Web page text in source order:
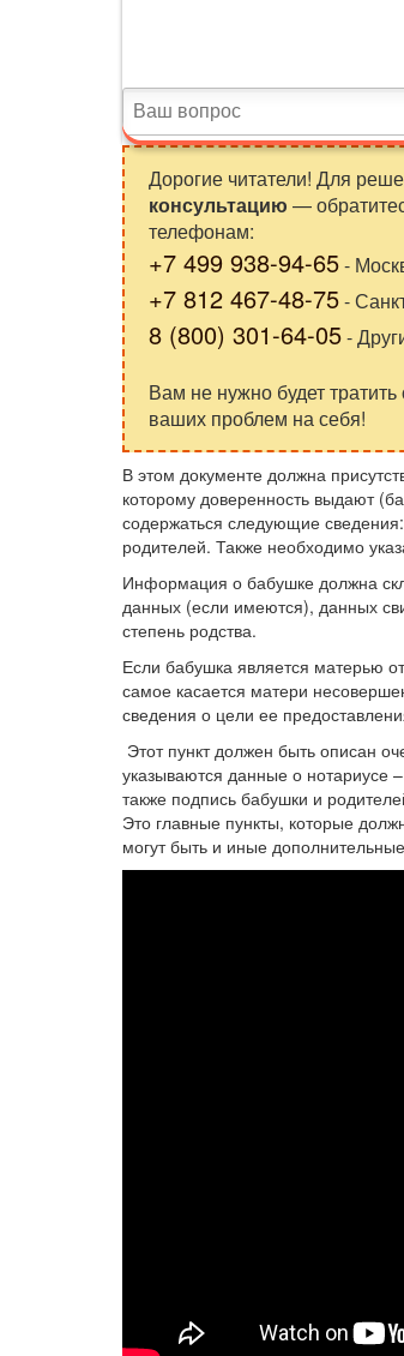
Дорогие читатели! Для
консультацию —
телефонам:
+7 499 938-94-65-
+7 812 467-48-75-
8 (800) 301-64-05-
Вам не нужно будет тратить
ваших проблем на себя!
В этом документе должна
которому доверенность выдают
содержаться следующие
родителей. Также необходимо
Информация о бабушке должна
данных (если имеются), данных
степень родства.
Если бабушка является матерью
самое касается матери
сведения о цели ее
Этот пункт должен быть описан
указываются данные о нотариусе
также подпись бабушки и
Это главные пункты, которые
могут быть и иные